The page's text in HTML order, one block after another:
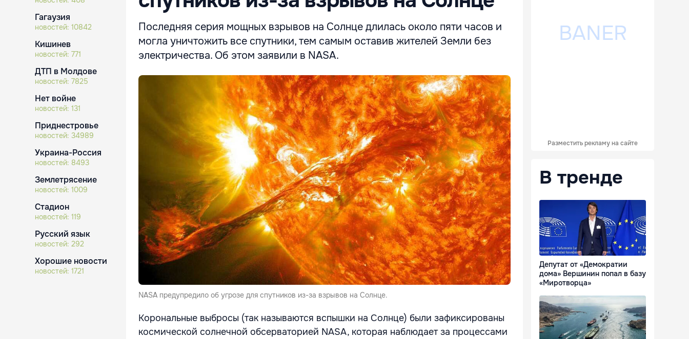
Гагаузия
новостей: 10842
Кишинев
новостей: 771
ДТП в Молдове
новостей: 7825
Нет войне
новостей: 131
Приднестровье
новостей: 34989
Украина-Россия
новостей: 8493
Землетрясение
новостей: 1009
Стадион
новостей: 119
Русский язык
новостей: 292
Хорошие новости
новостей: 1721
Последняя серия мощных взрывов на Солнце длилась около пяти часов и
могла уничтожить все спутники, тем самым оставив жителей Земли без
электричества. Об этом заявили в NASA.
NASA предупредило об угрозе для спутников из-за взрывов на Солнце.
Корональные выбросы (так называются вспышки на Солнце) были зафиксированы
космической солнечной обсерваторией NASA, которая наблюдает за процессами
Разместить рекламу на сайте
В тренде
Депутат от «Демократии
дома» Вершинин попал в базу
«Миротворца»